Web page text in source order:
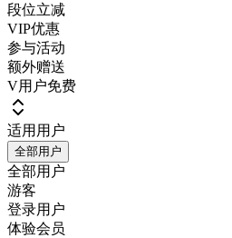
段位立减
VIP优惠
参与活动
额外赠送
V用户免费
适用用户
全部用户
全部用户
游客
登录用户
体验会员